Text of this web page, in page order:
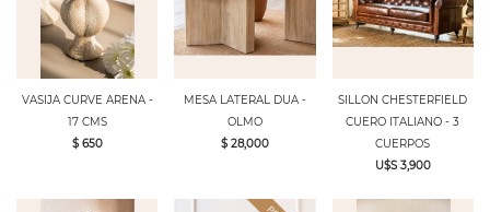
VASIJA CURVE ARENA -
17 CMS
$ 650
MESA LATERAL DUA -
OLMO
$ 28,000
SILLON CHESTERFIELD
CUERO ITALIANO - 3
CUERPOS
U$S 3,900